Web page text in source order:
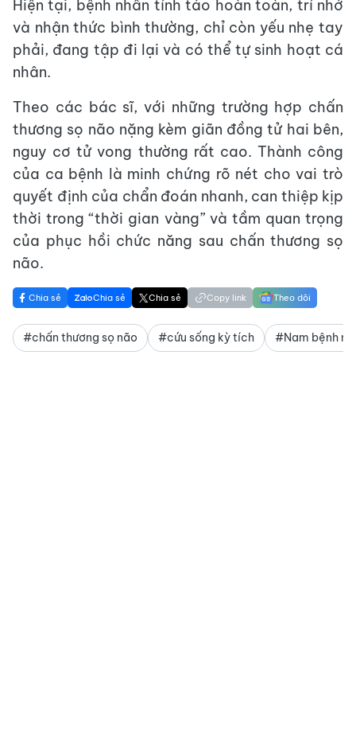
Hiện tại, bệnh nhân tỉnh táo hoàn toàn, trí nhớ
và nhận thức bình thường, chỉ còn yếu nhẹ tay
phải, đang tập đi lại và có thể tự sinh hoạt cá
nhân.
Theo các bác sĩ, với những trường hợp chấn
thương sọ não nặng kèm giãn đồng tử hai bên,
nguy cơ tử vong thường rất cao. Thành công
của ca bệnh là minh chứng rõ nét cho vai trò
quyết định của chẩn đoán nhanh, can thiệp kịp
thời trong “thời gian vàng” và tầm quan trọng
của phục hồi chức năng sau chấn thương sọ
não.
Chia sẻ Chia sẻ Chia sẻ Copy link Theo dõi
#chấn thương sọ não #cứu sống kỳ tích #Nam bệnh